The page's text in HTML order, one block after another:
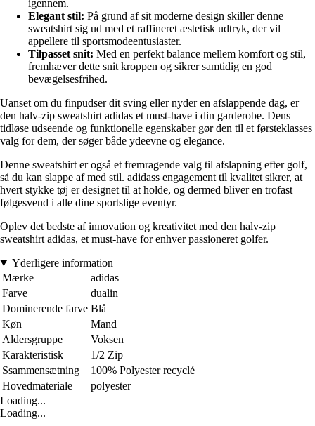
igennem.
Elegant stil: På grund af sit moderne design skiller denne
sweatshirt sig ud med et raffineret æstetisk udtryk, der vil
appellere til sportsmodeentusiaster.
Tilpasset snit: Med en perfekt balance mellem komfort og stil,
fremhæver dette snit kroppen og sikrer samtidig en god
bevægelsesfrihed.
Uanset om du finpudser dit sving eller nyder en afslappende dag, er
den halv-zip sweatshirt adidas et must-have i din garderobe. Dens
tidløse udseende og funktionelle egenskaber gør den til et førsteklasses
valg for dem, der søger både ydeevne og elegance.
Denne sweatshirt er også et fremragende valg til afslapning efter golf,
så du kan slappe af med stil. adidass engagement til kvalitet sikrer, at
hvert stykke tøj er designet til at holde, og dermed bliver en trofast
følgesvend i alle dine sportslige eventyr.
Oplev det bedste af innovation og kreativitet med den halv-zip
sweatshirt adidas, et must-have for enhver passioneret golfer.
Yderligere information
Mærke
adidas
Farve
dualin
Dominerende farve Blå
Køn
Mand
Aldersgruppe
Voksen
Karakteristisk
1/2 Zip
Ssammensætning
100% Polyester recyclé
Hovedmateriale
polyester
Loading...
Loading...